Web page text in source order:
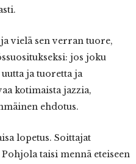
vielä sen verran tuore,
jos joku
ja tuoretta ja
kotimaista jazzia,
ehdotus.
lopetus. Soittajat
taisi mennä eteiseen